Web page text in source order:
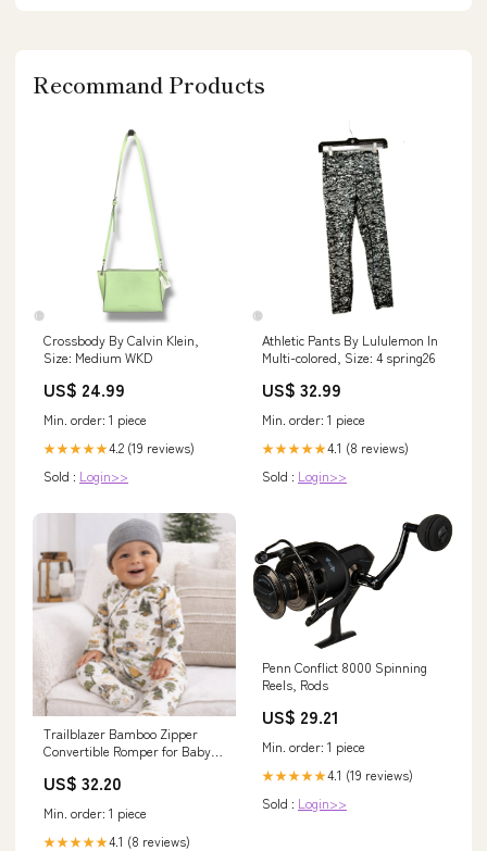
Recommand Products
Crossbody By Calvin Klein,
Size: Medium WKD
US$ 24.99
Min. order: 1 piece
★★★★★4.2 (19 reviews)
Sold : Login>>
Athletic Pants By Lululemon In
Multi-colored, Size: 4 spring26
US$ 32.99
Min. order: 1 piece
★★★★★4.1 (8 reviews)
Sold : Login>>
Trailblazer Bamboo Zipper
Convertible Romper for Baby
US$ 32.20
Min. order: 1 piece
★★★★★4.1 (8 reviews)
Penn Conflict 8000 Spinning
Reels, Rods
US$ 29.21
Min. order: 1 piece
★★★★★4.1 (19 reviews)
Sold : Login>>